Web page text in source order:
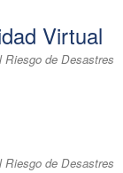
Virtual
Riesgo de Desastres
Riesgo de Desastres